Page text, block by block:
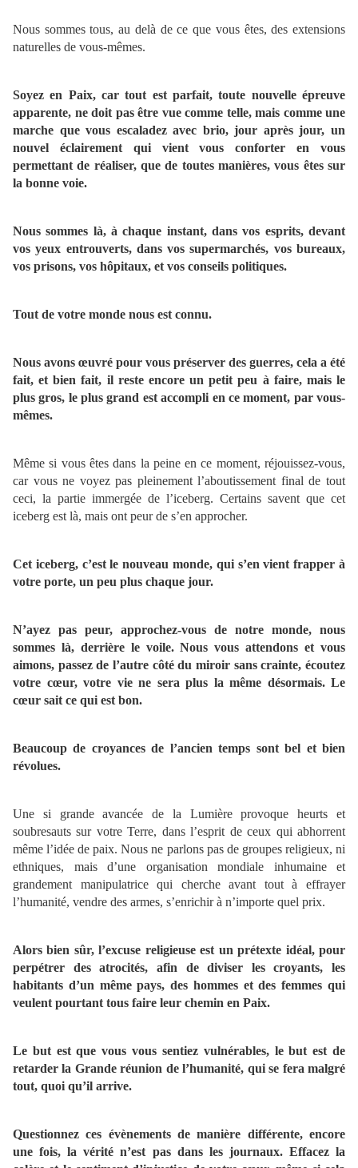
Nous sommes tous, au delà de ce que vous êtes, des extensions
naturelles de vous-mêmes.
Soyez en Paix, car tout est parfait, toute nouvelle épreuve
apparente, ne doit pas être vue comme telle, mais comme une
marche que vous escaladez avec brio, jour après jour, un
nouvel éclairement qui vient vous conforter en vous
permettant de réaliser, que de toutes manières, vous êtes sur
la bonne voie.
Nous sommes là, à chaque instant, dans vos esprits, devant
vos yeux entrouverts, dans vos supermarchés, vos bureaux,
vos prisons, vos hôpitaux, et vos conseils politiques.
Tout de votre monde nous est connu.
Nous avons œuvré pour vous préserver des guerres, cela a été
fait, et bien fait, il reste encore un petit peu à faire, mais le
plus gros, le plus grand est accompli en ce moment, par vous-
mêmes.
Même si vous êtes dans la peine en ce moment, réjouissez-vous,
car vous ne voyez pas pleinement l’aboutissement final de tout
ceci, la partie immergée de l’iceberg. Certains savent que cet
iceberg est là, mais ont peur de s’en approcher.
Cet iceberg, c’est le nouveau monde, qui s’en vient frapper à
votre porte, un peu plus chaque jour.
N’ayez pas peur, approchez-vous de notre monde, nous
sommes là, derrière le voile. Nous vous attendons et vous
aimons, passez de l’autre côté du miroir sans crainte, écoutez
votre cœur, votre vie ne sera plus la même désormais. Le
cœur sait ce qui est bon.
Beaucoup de croyances de l’ancien temps sont bel et bien
révolues.
Une si grande avancée de la Lumière provoque heurts et
soubresauts sur votre Terre, dans l’esprit de ceux qui abhorrent
même l’idée de paix. Nous ne parlons pas de groupes religieux, ni
ethniques, mais d’une organisation mondiale inhumaine et
grandement manipulatrice qui cherche avant tout à effrayer
l’humanité, vendre des armes, s’enrichir à n’importe quel prix.
Alors bien sûr, l’excuse religieuse est un prétexte idéal, pour
perpétrer des atrocités, afin de diviser les croyants, les
habitants d’un même pays, des hommes et des femmes qui
veulent pourtant tous faire leur chemin en Paix.
Le but est que vous vous sentiez vulnérables, le but est de
retarder la Grande réunion de l’humanité, qui se fera malgré
tout, quoi qu’il arrive.
Questionnez ces évènements de manière différente, encore
une fois, la vérité n’est pas dans les journaux. Effacez la